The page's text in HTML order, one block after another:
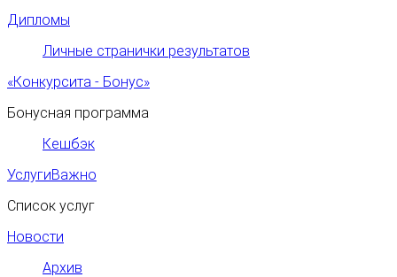
Дипломы
Личные странички результатов
«Конкурсита - Бонус»
Бонусная программа
Кешбэк
УслугиВажно
Список услуг
Новости
Архив